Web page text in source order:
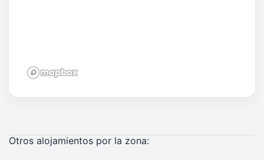
Otros alojamientos por la zona: